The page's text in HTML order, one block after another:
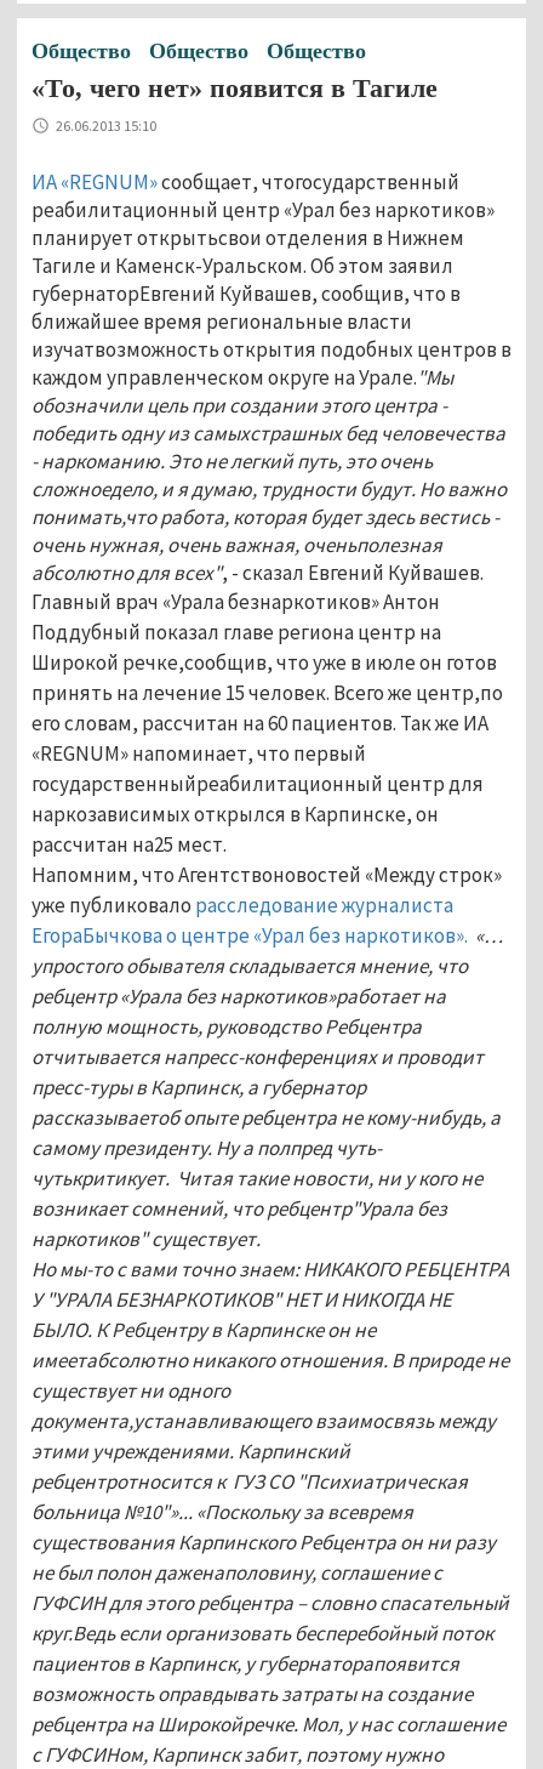
Общество Общество Общество
«То, чего нет» появится в Тагиле
26.06.2013 15:10
ИА «REGNUM»сообщает, чтогосударственный
реабилитационный центр «Урал без наркотиков»
планирует открытьсвои отделения в Нижнем
Тагиле и Каменск-Уральском. Об этом заявил
губернаторЕвгений Куйвашев, сообщив, что в
ближайшее время региональные власти
изучатвозможность открытия подобных центров в
каждом управленческом округе на Урале."Мы
обозначили цель при создании этого центра -
победить одну из самыхстрашных бед человечества
- наркоманию. Это не легкий путь, это очень
сложноедело, и я думаю, трудности будут. Но важно
понимать,что работа, которая будет здесь вестись -
очень нужная, очень важная, оченьполезная
абсолютно для всех", - сказал Евгений Куйвашев.
Главный врач «Урала безнаркотиков» Антон
Поддубный показал главе региона центр на
Широкой речке,сообщив, что уже в июле он готов
принять на лечение 15 человек. Всего же центр,по
его словам, рассчитан на 60 пациентов. Так же ИА
«REGNUM» напоминает, что первый
государственныйреабилитационный центр для
наркозависимых открылся в Карпинске, он
рассчитан на25 мест.
Напомним, что Агентствоновостей «Между строк»
уже публиковало расследование журналиста
ЕгораБычкова о центре «Урал без наркотиков». «…
упростого обывателя складывается мнение, что
ребцентр «Урала без наркотиков»работает на
полную мощность, руководство Ребцентра
отчитывается напресс-конференциях и проводит
пресс-туры в Карпинск, а губернатор
рассказываетоб опыте ребцентра не кому-нибудь, а
самому президенту. Ну а полпред чуть-
чутькритикует. Читая такие новости, ни у кого не
возникает сомнений, что ребцентр"Урала без
наркотиков" существует.
Но мы-то с вами точно знаем: НИКАКОГО РЕБЦЕНТРА
У "УРАЛА БЕЗНАРКОТИКОВ" НЕТ И НИКОГДА НЕ
БЫЛО. К Ребцентру в Карпинске он не
имеетабсолютно никакого отношения. В природе не
существует ни одного
документа,устанавливающего взаимосвязь между
этими учреждениями. Карпинский
ребцентротносится к ГУЗ СО "Психиатрическая
больница №10"»... «Поскольку за всевремя
существования Карпинского Ребцентра он ни разу
не был полон даженаполовину, соглашение с
ГУФСИН для этого ребцентра – словно спасательный
круг.Ведь если организовать бесперебойный поток
пациентов в Карпинск, у губернаторапоявится
возможность оправдывать затраты на создание
ребцентра на Широкойречке. Мол, у нас соглашение
с ГУФСИНом, Карпинск забит, поэтому нужно